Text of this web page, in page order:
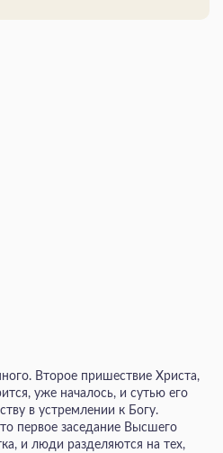
Второе пришествие Христа,
уже началось, и сутью его
в устремлении к Богу.
первое заседание Высшего
и люди разделяются на тех,